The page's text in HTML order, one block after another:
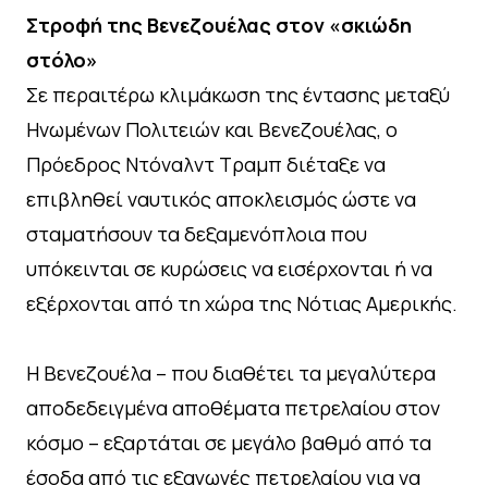
Στροφή της Βενεζουέλας στον «σκιώδη
στόλο»
Σε περαιτέρω κλιμάκωση της έντασης μεταξύ
Ηνωμένων Πολιτειών και Βενεζουέλας, ο
Πρόεδρος Ντόναλντ Τραμπ διέταξε να
επιβληθεί ναυτικός αποκλεισμός ώστε να
σταματήσουν τα δεξαμενόπλοια που
υπόκεινται σε κυρώσεις να εισέρχονται ή να
εξέρχονται από τη χώρα της Νότιας Αμερικής.
Η Βενεζουέλα – που διαθέτει τα μεγαλύτερα
αποδεδειγμένα αποθέματα πετρελαίου στον
κόσμο – εξαρτάται σε μεγάλο βαθμό από τα
έσοδα από τις εξαγωγές πετρελαίου για να